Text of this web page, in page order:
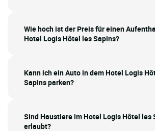
Wie hoch ist der Preis für einen
Hotel Logis Hôtel les Sapins?
Kann ich ein Auto in dem Hotel Logis
Sapins parken?
Sind Haustiere im Hotel Logis Hôtel les
erlaubt?